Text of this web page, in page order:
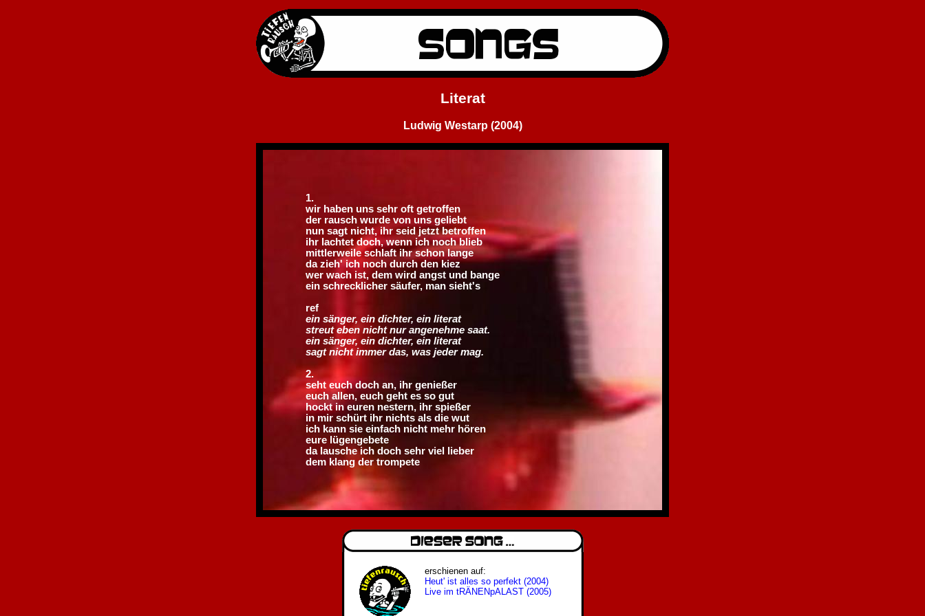
Literat
Ludwig Westarp (2004)
1.
wir haben uns sehr oft getroffen
der rausch wurde von uns geliebt
nun sagt nicht, ihr seid jetzt betroffen
ihr lachtet doch, wenn ich noch blieb
mittlerweile schlaft ihr schon lange
da zieh' ich noch durch den kiez
wer wach ist, dem wird angst und bange
ein schrecklicher säufer, man sieht's
ref
ein sänger, ein dichter, ein literat
streut eben nicht nur angenehme saat.
ein sänger, ein dichter, ein literat
sagt nicht immer das, was jeder mag.
2.
seht euch doch an, ihr genießer
euch allen, euch geht es so gut
hockt in euren nestern, ihr spießer
in mir schürt ihr nichts als die wut
ich kann sie einfach nicht mehr hören
eure lügengebete
da lausche ich doch sehr viel lieber
dem klang der trompete
erschienen auf:
Heut' ist alles so perfekt (2004)
Live im tRÄNENpALAST (2005)